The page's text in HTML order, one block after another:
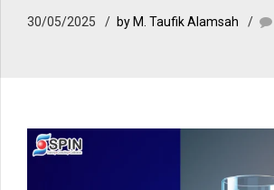
30/05/2025 by M. Taufik Alamsah